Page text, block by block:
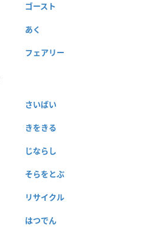
ゴースト
あく
フェアリー
さいばい
きをきる
じならし
そらをとぶ
リサイクル
はつでん